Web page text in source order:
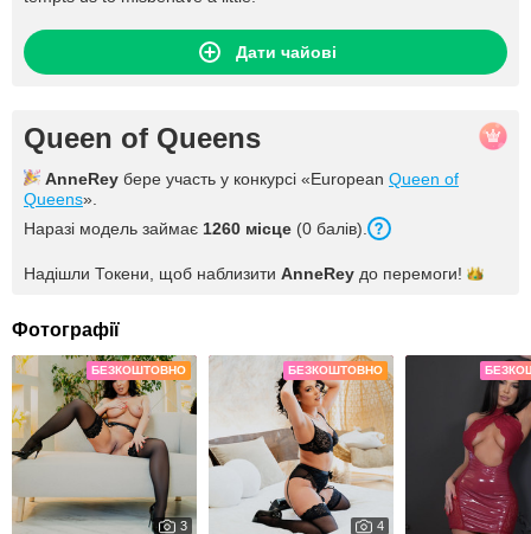
Дати чайові
Queen of Queens
AnneRey бере участь у конкурсі «European Queen of
Queens».
Наразі модель займає 1260 місце (0 балів).
Надішли Токени, щоб наблизити AnneRey до перемоги!
Фотографії
БЕЗКОШТОВНО
3
БЕЗКОШТОВНО
4